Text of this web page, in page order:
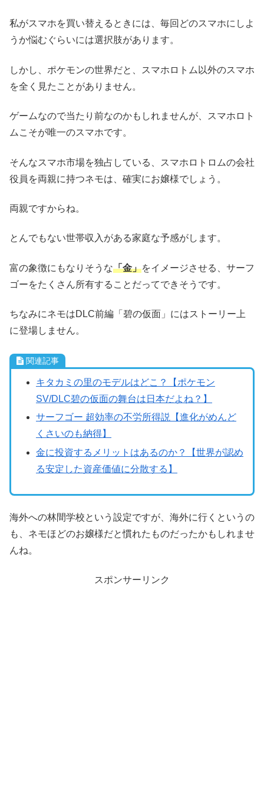
私がスマホを買い替えるときには、毎回どのスマホにしよ
うか悩むぐらいには選択肢があります。
しかし、ポケモンの世界だと、スマホロトム以外のスマホ
を全く見たことがありません。
ゲームなので当たり前なのかもしれませんが、スマホロト
ムこそが唯一のスマホです。
そんなスマホ市場を独占している、スマホロトロムの会社
役員を両親に持つネモは、確実にお嬢様でしょう。
両親ですからね。
とんでもない世帯収入がある家庭な予感がします。
富の象徴にもなりそうな「金」をイメージさせる、サーフ
ゴーをたくさん所有することだってできそうです。
ちなみにネモはDLC前編「碧の仮面」にはストーリー上
に登場しません。
関連記事
キタカミの里のモデルはどこ？【ポケモン
SV/DLC碧の仮面の舞台は日本だよね？】
サーフゴー 超効率の不労所得説【進化がめんど
くさいのも納得】
金に投資するメリットはあるのか？【世界が認め
る安定した資産価値に分散する】
海外への林間学校という設定ですが、海外に行くというの
も、ネモほどのお嬢様だと慣れたものだったかもしれませ
んね。
スポンサーリンク